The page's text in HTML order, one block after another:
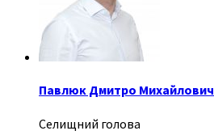
Павлюк Дмитро Михайлович
Селищний голова